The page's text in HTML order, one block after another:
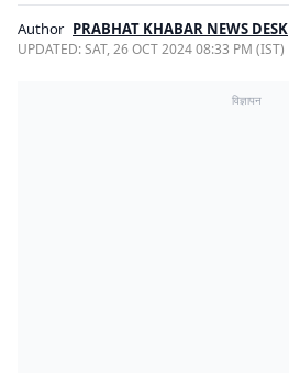
Author PRABHAT KHABAR NEWS DESK
UPDATED:SAT, 26 OCT 2024 08:33 PM (IST)
विज्ञापन